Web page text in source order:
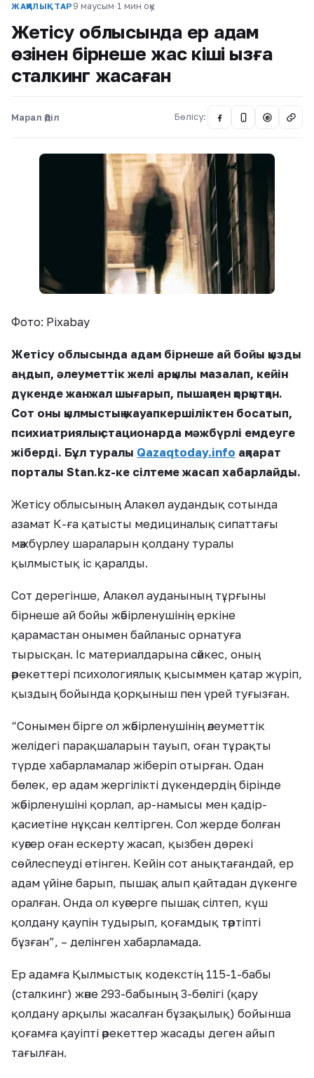
ЖАҢАЛЫҚТАР 9 маусым·1 мин оқу
Жетісу облысында ер адам
өзінен бірнеше жас кіші қызға
сталкинг жасаған
Марал Әділ Бөлісу: @
Фото: Pixabay
Жетісу облысында адам бірнеше ай бойы қызды
аңдып, әлеуметтік желі арқылы мазалап, кейін
дүкенде жанжал шығарып, пышақпен қорқытқан.
Сот оны қылмыстық жауапкершіліктен босатып,
психиатриялық стационарда мәжбүрлі емдеуге
жіберді. Бұл туралы Qazaqtoday.info ақпарат
порталы Stan.kz-ке сілтеме жасап хабарлайды.
Жетісу облысының Алакөл аудандық сотында
азамат К-ға қатысты медициналық сипаттағы
мәжбүрлеу шараларын қолдану туралы
қылмыстық іс қаралды.
Сот дерегінше, Алакөл ауданының тұрғыны
бірнеше ай бойы жәбірленушінің еркіне
қарамастан онымен байланыс орнатуға
тырысқан. Іс материалдарына сәйкес, оның
әрекеттері психологиялық қысыммен қатар жүріп,
қыздың бойында қорқыныш пен үрей туғызған.
“Сонымен бірге ол жәбірленушінің әлеуметтік
желідегі парақшаларын тауып, оған тұрақты
түрде хабарламалар жіберіп отырған. Одан
бөлек, ер адам жергілікті дүкендердің бірінде
жәбірленушіні қорлап, ар-намысы мен қадір-
қасиетіне нұқсан келтірген. Сол жерде болған
куәгер оған ескерту жасап, қызбен дөрекі
сөйлеспеуді өтінген. Кейін сот анықтағандай, ер
адам үйіне барып, пышақ алып қайтадан дүкенге
оралған. Онда ол куәгерге пышақ сілтеп, күш
қолдану қаупін тудырып, қоғамдық тәртіпті
бұзған”, – делінген хабарламада.
Ер адамға Қылмыстық кодекстің 115-1-бабы
(сталкинг) және 293-бабының 3-бөлігі (қару
қолдану арқылы жасалған бұзақылық) бойынша
қоғамға қауіпті әрекеттер жасады деген айып
тағылған.